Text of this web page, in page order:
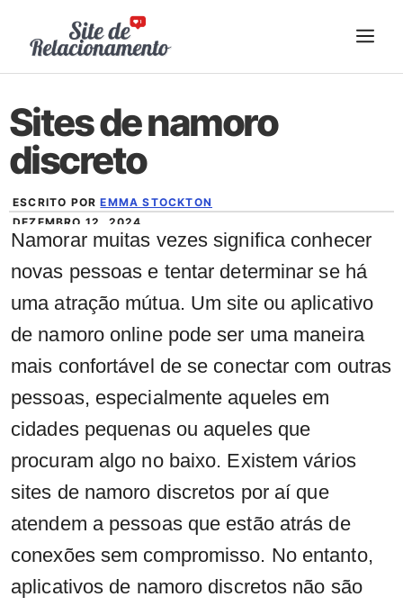
para
o
conteúdo
Sites de namoro
discreto
ESCRITO POREMMA STOCKTON
DEZEMBRO 12, 2024
Namorar muitas vezes significa conhecer
novas pessoas e tentar determinar se há
uma atração mútua. Um site ou aplicativo
de namoro online pode ser uma maneira
mais confortável de se conectar com outras
pessoas, especialmente aqueles em
cidades pequenas ou aqueles que
procuram algo no baixo. Existem vários
sites de namoro discretos por aí que
atendem a pessoas que estão atrás de
conexões sem compromisso. No entanto,
aplicativos de namoro discretos não são